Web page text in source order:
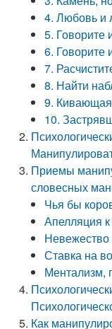
4. Любовь и
5. Говорите
6. Говорите
7.
8. Найти
9.
10.
Приемы
словесных
Чья бы
Апелляция
Невежество
Ставка на
Ментализм,
Как